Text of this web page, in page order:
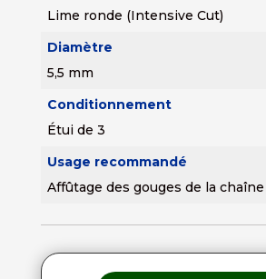
Lime ronde (Intensive Cut)
Diamètre
5,5 mm
Conditionnement
Étui de 3
Usage recommandé
Affûtage des gouges de la chaîne